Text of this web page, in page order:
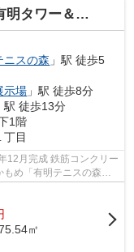
ー＆ガーデン
ニスの森 」駅 徒歩5
示場 」駅 徒歩8分
駅 徒歩13分
1階
丁目
㎡